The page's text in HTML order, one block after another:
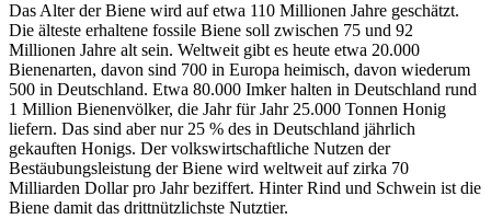
Das Alter der Biene wird auf etwa 110 Millionen Jahre geschätzt.
Die älteste erhaltene fossile Biene soll zwischen 75 und 92
Millionen Jahre alt sein. Weltweit gibt es heute etwa 20.000
Bienenarten, davon sind 700 in Europa heimisch, davon wiederum
500 in Deutschland. Etwa 80.000 Imker halten in Deutschland rund
1 Million Bienenvölker, die Jahr für Jahr 25.000 Tonnen Honig
liefern. Das sind aber nur 25 % des in Deutschland jährlich
gekauften Honigs. Der volkswirtschaftliche Nutzen der
Bestäubungsleistung der Biene wird weltweit auf zirka 70
Milliarden Dollar pro Jahr beziffert. Hinter Rind und Schwein ist die
Biene damit das drittnützlichste Nutztier.